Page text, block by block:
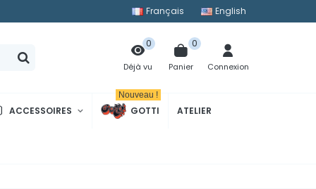
Français English
Déjà vu
0
Panier
0
Connexion
ACCESSOIRES GOTTI
Nouveau !
ATELIER